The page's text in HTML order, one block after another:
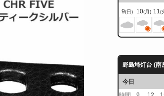
9(日) 10(月) 11(
野島埼灯台 (南
今日